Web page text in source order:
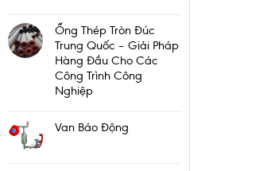
Ống Thép Tròn Đúc
Trung Quốc – Giải Pháp
Hàng Đầu Cho Các
Công Trình Công
Nghiệp
Van Báo Động